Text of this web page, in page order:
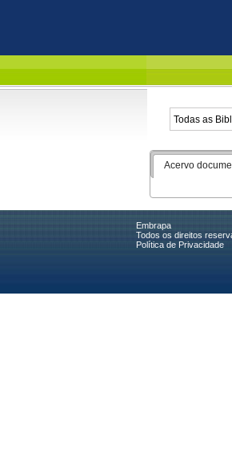
Acervo
Embrapa
Todos os direitos
Política de Privacidade